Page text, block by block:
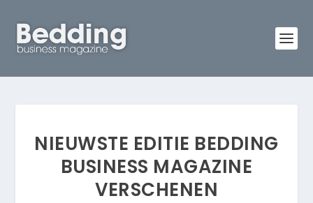
NIEUWSTE EDITIE BEDDING
BUSINESS MAGAZINE
VERSCHENEN